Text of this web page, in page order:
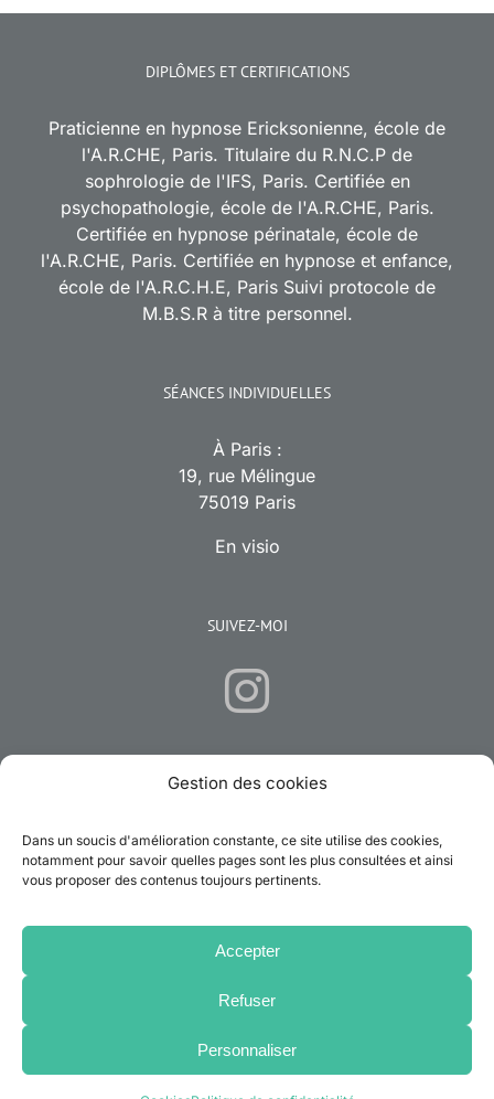
Gestion des cookies
Dans un soucis d'amélioration constante, ce site utilise des cookies,
notamment pour savoir quelles pages sont les plus consultées et ainsi
vous proposer des contenus toujours pertinents.
Accepter
Refuser
Personnaliser
DIPLÔMES ET CERTIFICATIONS
Praticienne en hypnose Ericksonienne, école de
l'A.R.CHE, Paris. Titulaire du R.N.C.P de
sophrologie de l'IFS, Paris. Certifiée en
psychopathologie, école de l'A.R.CHE, Paris.
Certifiée en hypnose périnatale, école de
l'A.R.CHE, Paris. Certifiée en hypnose et enfance,
école de l'A.R.C.H.E, Paris Suivi protocole de
M.B.S.R à titre personnel.
SÉANCES INDIVIDUELLES
À Paris :
19, rue Mélingue
75019 Paris
En visio
SUIVEZ-MOI
CONTACTEZ-MOI
Email:emilie.hypnose.sophrologie@gmail.com
Rechercher: